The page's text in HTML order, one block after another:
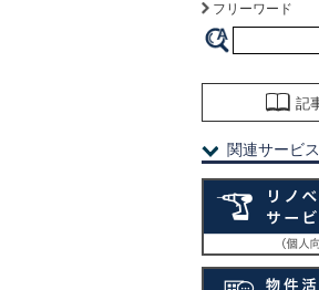
フリーワード
記
関連サービス